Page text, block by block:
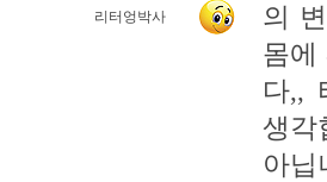
리터엉박사
의
몸에
다,,
생각
아닙